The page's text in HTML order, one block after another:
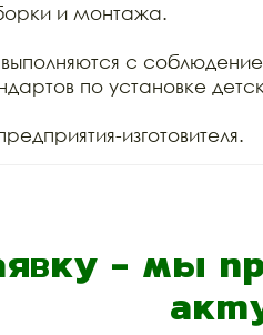
и монтажа.
с
по установке
изготовителя.
- мы